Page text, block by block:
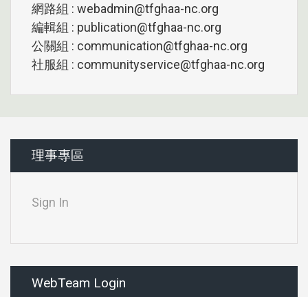
網路組 : webadmin@tfghaa-nc.org
編輯組 : publication@tfghaa-nc.org
公關組 : communication@tfghaa-nc.org
社服組 : communityservice@tfghaa-nc.org
理事專區
Sign In
WebTeam Login